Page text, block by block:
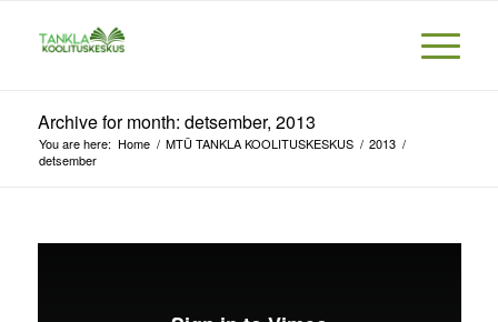
Archive for month: detsember, 2013
You are here: Home / MTÜ TANKLA KOOLITUSKESKUS / 2013 /
detsember